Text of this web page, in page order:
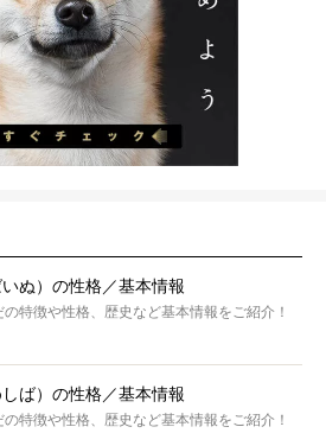
ぬ）の性格／基本情報
特徴や性格、歴史など基本情報をご紹介！
ば）の性格／基本情報
特徴や性格、歴史など基本情報をご紹介！